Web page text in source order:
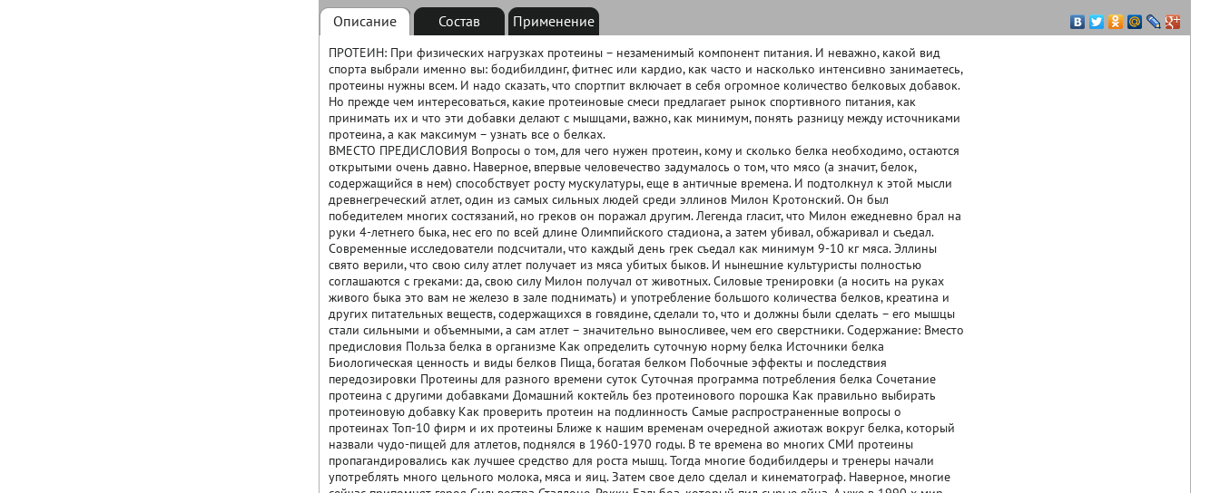
Описание Состав Применение
ПРОТЕИН: При физических нагрузках протеины – незаменимый компонент питания. И неважно, какой вид
спорта выбрали именно вы: бодибилдинг, фитнес или кардио, как часто и насколько интенсивно занимаетесь,
протеины нужны всем. И надо сказать, что спортпит включает в себя огромное количество белковых добавок.
Но прежде чем интересоваться, какие протеиновые смеси предлагает рынок спортивного питания, как
принимать их и что эти добавки делают с мышцами, важно, как минимум, понять разницу между источниками
протеина, а как максимум – узнать все о белках.
ВМЕСТО ПРЕДИСЛОВИЯ Вопросы о том, для чего нужен протеин, кому и сколько белка необходимо, остаются
открытыми очень давно. Наверное, впервые человечество задумалось о том, что мясо (а значит, белок,
содержащийся в нем) способствует росту мускулатуры, еще в античные времена. И подтолкнул к этой мысли
древнегреческий атлет, один из самых сильных людей среди эллинов Милон Кротонский. Он был
победителем многих состязаний, но греков он поражал другим. Легенда гласит, что Милон ежедневно брал на
руки 4-летнего быка, нес его по всей длине Олимпийского стадиона, а затем убивал, обжаривал и съедал.
Современные исследователи подсчитали, что каждый день грек съедал как минимум 9-10 кг мяса. Эллины
свято верили, что свою силу атлет получает из мяса убитых быков. И нынешние культуристы полностью
соглашаются с греками: да, свою силу Милон получал от животных. Силовые тренировки (а носить на руках
живого быка это вам не железо в зале поднимать) и употребление большого количества белков, креатина и
других питательных веществ, содержащихся в говядине, сделали то, что и должны были сделать – его мышцы
стали сильными и объемными, а сам атлет – значительно выносливее, чем его сверстники. Содержание: Вместо
предисловия Польза белка в организме Как определить суточную норму белка Источники белка
Биологическая ценность и виды белков Пища, богатая белком Побочные эффекты и последствия
передозировки Протеины для разного времени суток Суточная программа потребления белка Сочетание
протеина с другими добавками Домашний коктейль без протеинового порошка Как правильно выбирать
протеиновую добавку Как проверить протеин на подлинность Самые распространенные вопросы о
протеинах Топ-10 фирм и их протеины Ближе к нашим временам очередной ажиотаж вокруг белка, который
назвали чудо-пищей для атлетов, поднялся в 1960-1970 годы. В те времена во многих СМИ протеины
пропагандировались как лучшее средство для роста мышц. Тогда многие бодибилдеры и тренеры начали
употреблять много цельного молока, мяса и яиц. Затем свое дело сделал и кинематограф. Наверное, многие